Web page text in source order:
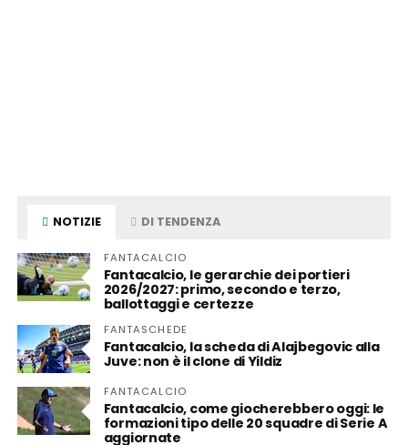
NOTIZIE DI TENDENZA
FANTACALCIO
Fantacalcio, le gerarchie dei portieri
2026/2027: primo, secondo e terzo,
ballottaggi e certezze
FANTASCHEDE
Fantacalcio, la scheda di Alajbegovic alla
Juve: non è il clone di Yildiz
FANTACALCIO
Fantacalcio, come giocherebbero oggi: le
formazioni tipo delle 20 squadre di Serie A
aggiornate